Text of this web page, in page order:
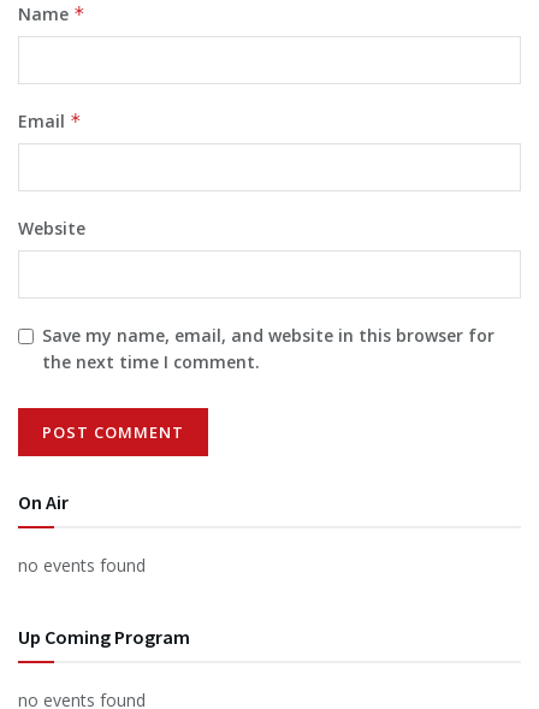
Name *
Email *
Website
Save my name, email, and website in this browser for
the next time I comment.
On Air
no events found
Up Coming Program
no events found